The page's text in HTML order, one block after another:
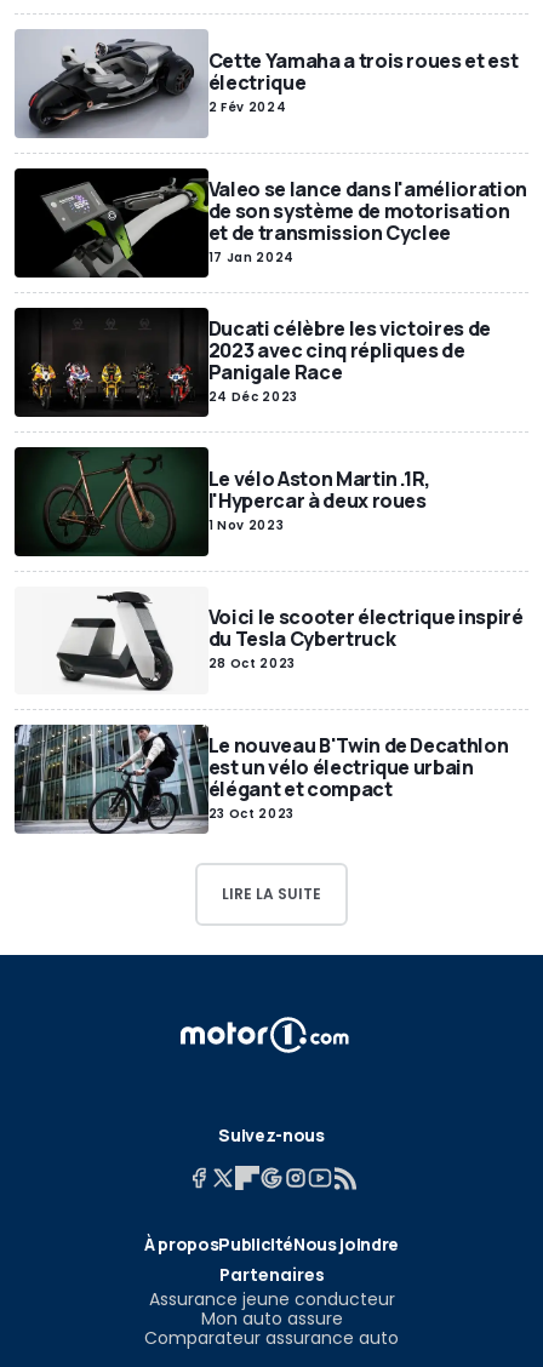
Cette Yamaha a trois roues et est
électrique
2 Fév 2024
Valeo se lance dans l'amélioration
de son système de motorisation
et de transmission Cyclee
17 Jan 2024
Ducati célèbre les victoires de
2023 avec cinq répliques de
Panigale Race
24 Déc 2023
Le vélo Aston Martin .1R,
l'Hypercar à deux roues
1 Nov 2023
Voici le scooter électrique inspiré
du Tesla Cybertruck
28 Oct 2023
Le nouveau B'Twin de Decathlon
est un vélo électrique urbain
élégant et compact
23 Oct 2023
LIRE LA SUITE
Suivez-nous
À proposPublicitéNous joindre
Partenaires
Assurance jeune conducteur
Mon auto assure
Comparateur assurance auto